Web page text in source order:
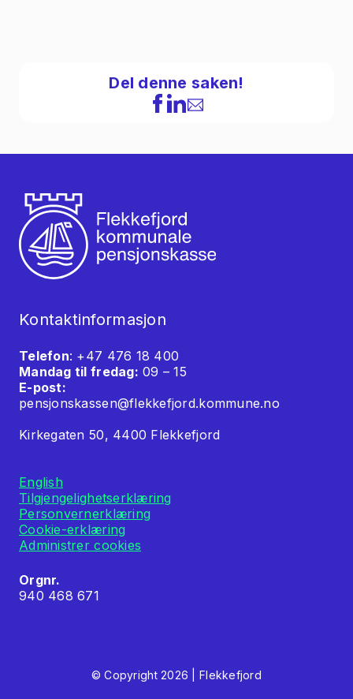
Del denne saken!
Kontaktinformasjon
Telefon: +47 476 18 400
Mandag til fredag: 09 – 15
E-post:
pensjonskassen@flekkefjord.kommune.no
Kirkegaten 50, 4400 Flekkefjord
English
Tilgjengelighetserklæring
Personvernerklæring
Cookie-erklæring
Administrer cookies
Orgnr.
940 468 671
© Copyright 2026 | Flekkefjord